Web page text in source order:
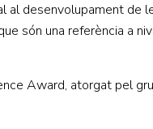
al desenvolupament de
són una referència a
Award, atorgat pel